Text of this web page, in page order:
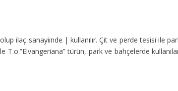
ilaç sanayiinde | kullanılır. Çit ve perde tesisi ile
T.o.”Elvangeriana” türün, park ve bahçelerde